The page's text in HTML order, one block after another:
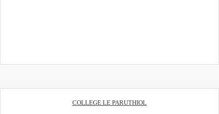
COLLEGE LE PARUTHIOL